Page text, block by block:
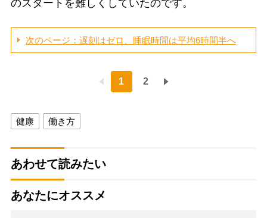
のスタートを難しくしていたのです。
次のページ：遅刻はゼロ、睡眠時間は平均6時間半へ
1 2
健康 働き方
あわせて読みたい
あなたにオススメ